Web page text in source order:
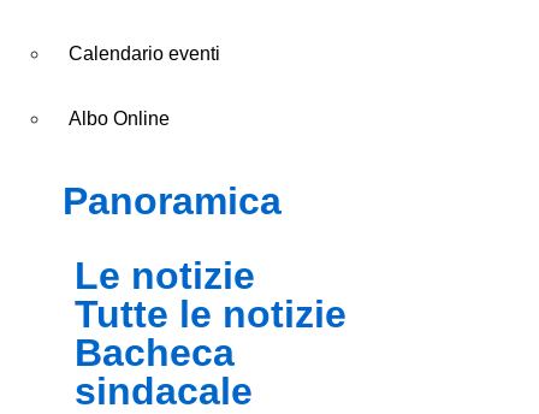
Calendario eventi
Albo Online
panoramica
le notizie
tutte le notizie
bacheca
sindacale